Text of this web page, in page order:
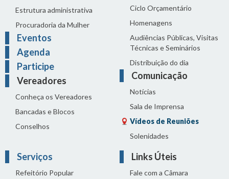
Estrutura administrativa
Procuradoria da Mulher
Eventos
Agenda
Participe
Vereadores
Conheça os Vereadores
Bancadas e Blocos
Conselhos
Ciclo Orçamentário
Homenagens
Audiências Públicas, Visitas
Técnicas e Seminários
Distribuição do dia
Comunicação
Notícias
Sala de Imprensa
Vídeos de Reuniões
Solenidades
Serviços
Refeitório Popular
Links Úteis
Fale com a Câmara